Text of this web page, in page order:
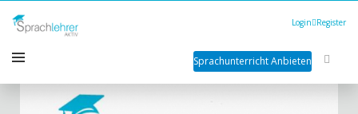
Login Register
Sprachunterricht Anbieten